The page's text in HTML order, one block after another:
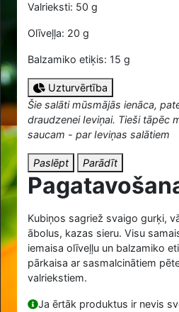
Valrieksti: 50 g
Olīveļļa: 20 g
Balzamiko etiķis: 15 g
Uzturvērtība
Šie salāti mūsmājās ienāca,
draudzenei Ieviņai. Tieši tāpēc
saucam - par Ieviņas salātiem
Paslēpt Parādīt
Kubiņos sagriež svaigo gurķi,
ābolus, kazas sieru. Visu
iemaisa olīveļļu un balzamiko
pārkaisa ar sasmalcinātiem
valriekstiem.
Ja ērtāk produktus ir nevis